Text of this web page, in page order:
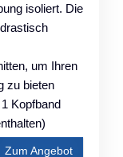
isoliert. Die
um Ihren
zu bieten
Kopfband
Zum Angebot